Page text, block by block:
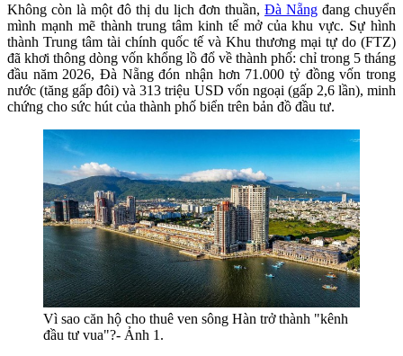
Không còn là một đô thị du lịch đơn thuần, Đà Nẵng đang chuyển
mình mạnh mẽ thành trung tâm kinh tế mở của khu vực. Sự hình
thành Trung tâm tài chính quốc tế và Khu thương mại tự do (FTZ)
đã khơi thông dòng vốn khổng lồ đổ về thành phố: chỉ trong 5 tháng
đầu năm 2026, Đà Nẵng đón nhận hơn 71.000 tỷ đồng vốn trong
nước (tăng gấp đôi) và 313 triệu USD vốn ngoại (gấp 2,6 lần), minh
chứng cho sức hút của thành phố biển trên bản đồ đầu tư.
Vì sao căn hộ cho thuê ven sông Hàn trở thành "kênh
đầu tư vua"?- Ảnh 1.